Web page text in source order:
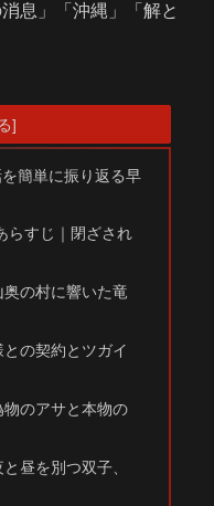
息」「沖縄」「解と
簡単に振り返る早
らすじ｜閉ざされ
の村に響いた竜
の契約とツガイ
のアサと本物の
昼を別つ双子、